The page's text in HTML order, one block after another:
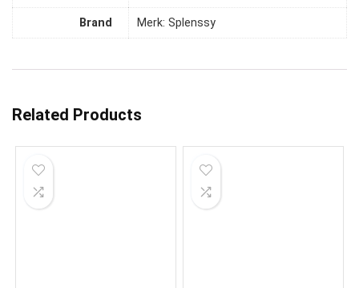
Brand Merk: Splenssy
Related Products